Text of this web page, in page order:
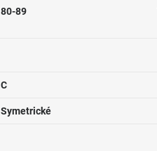
80-89
C
Symetrické